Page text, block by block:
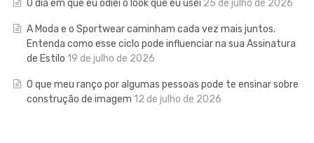
O dia em que eu odiei o look que eu usei 25 de julho de 2026
A Moda e o Sportwear caminham cada vez mais juntos.
Entenda como esse ciclo pode influenciar na sua Assinatura
de Estilo 19 de julho de 2026
O que meu ranço por algumas pessoas pode te ensinar sobre
construção de imagem 12 de julho de 2026